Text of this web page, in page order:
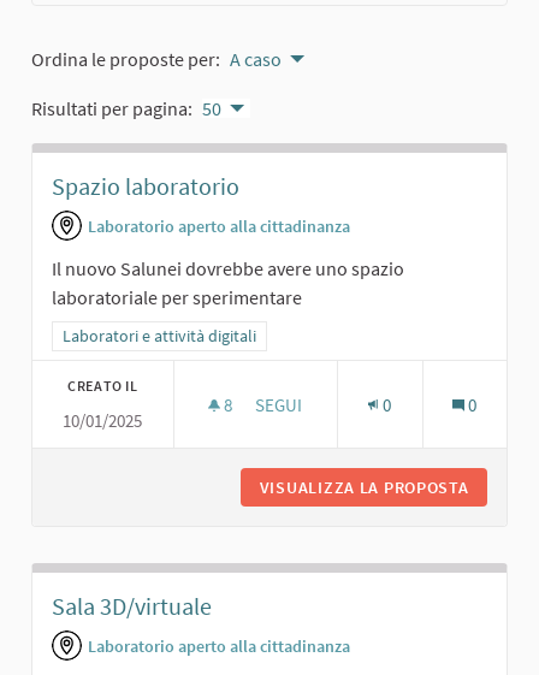
Ordina le proposte per: A caso
Risultati per pagina: 50
Spazio laboratorio
Laboratorio aperto alla cittadinanza
Il nuovo Salunei dovrebbe avere uno spazio
laboratoriale per sperimentare
Filtra i risultati per categoria: Laboratori e attività digitali
Laboratori e attività digitali
CREATO IL
10/01/2025
8 8 SOSTENITORI
SEGUI 0 0
VISUALIZZA LA PROPOSTA
Sala 3D/virtuale
Laboratorio aperto alla cittadinanza